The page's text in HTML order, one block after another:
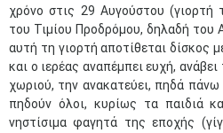
χρόνο στις 29 Αυγούστου
του Τιμίου Προδρόμου, δηλαδή του
αυτή τη γιορτή αποτίθεται δίσκος
και ο ιερέας αναπέμπει ευχή,
χωριού, την ανακατεύει, πηδά
πηδούν όλοι, κυρίως τα παιδιά
νηστίσιμα φαγητά της εποχής